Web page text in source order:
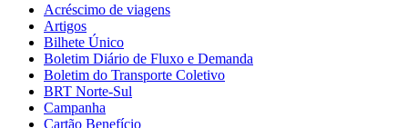
Acréscimo de viagens
Artigos
Bilhete Único
Boletim Diário de Fluxo e Demanda
Boletim do Transporte Coletivo
BRT Norte-Sul
Campanha
Cartão Benefício